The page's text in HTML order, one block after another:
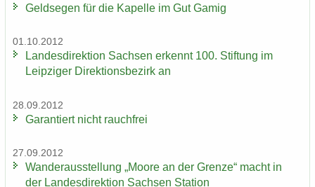
Geld­se­gen für die Ka­pel­le im Gut Gamig
01.10.2012
Lan­des­di­rek­ti­on Sach­sen er­kennt 100. Stif­tung im
Leip­zi­ger Di­rek­ti­ons­be­zirk an
28.09.2012
Ga­ran­tiert nicht rauch­frei
27.09.2012
Wan­der­aus­stel­lung „Moore an der Gren­ze“ macht in
der Lan­des­di­rek­ti­on Sach­sen Sta­ti­on